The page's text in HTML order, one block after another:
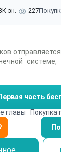
зн. 227
как обычный
- время покажет.
часть
главы · Покупка